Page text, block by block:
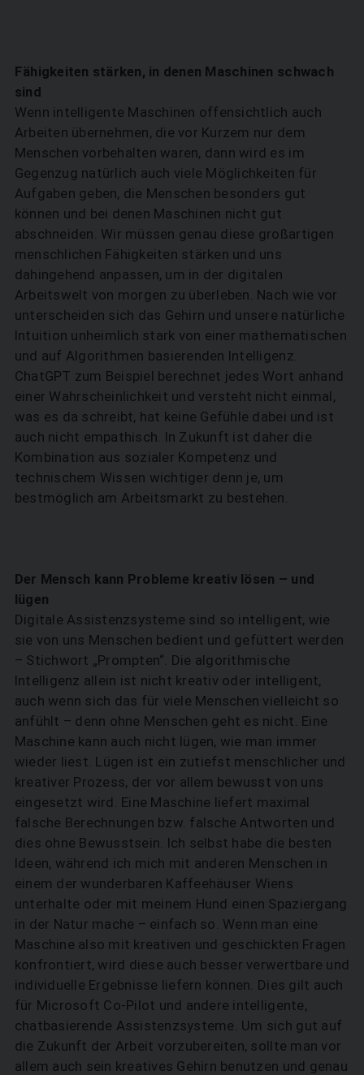
Fähigkeiten stärken, in denen Maschinen schwach
sind
Wenn intelligente Maschinen offensichtlich auch
Arbeiten übernehmen, die vor Kurzem nur dem
Menschen vorbehalten waren, dann wird es im
Gegenzug natürlich auch viele Möglichkeiten für
Aufgaben geben, die Menschen besonders gut
können und bei denen Maschinen nicht gut
abschneiden. Wir müssen genau diese großartigen
menschlichen Fähigkeiten stärken und uns
dahingehend anpassen, um in der digitalen
Arbeitswelt von morgen zu überleben. Nach wie vor
unterscheiden sich das Gehirn und unsere natürliche
Intuition unheimlich stark von einer mathematischen
und auf Algorithmen basierenden Intelligenz.
ChatGPT zum Beispiel berechnet jedes Wort anhand
einer Wahrscheinlichkeit und versteht nicht einmal,
was es da schreibt, hat keine Gefühle dabei und ist
auch nicht empathisch. In Zukunft ist daher die
Kombination aus sozialer Kompetenz und
technischem Wissen wichtiger denn je, um
bestmöglich am Arbeitsmarkt zu bestehen.
Der Mensch kann Probleme kreativ lösen – und
lügen
Digitale Assistenzsysteme sind so intelligent, wie
sie von uns Menschen bedient und gefüttert werden
– Stichwort „Prompten“. Die algorithmische
Intelligenz allein ist nicht kreativ oder intelligent,
auch wenn sich das für viele Menschen vielleicht so
anfühlt – denn ohne Menschen geht es nicht. Eine
Maschine kann auch nicht lügen, wie man immer
wieder liest. Lügen ist ein zutiefst menschlicher und
kreativer Prozess, der vor allem bewusst von uns
eingesetzt wird. Eine Maschine liefert maximal
falsche Berechnungen bzw. falsche Antworten und
dies ohne Bewusstsein. Ich selbst habe die besten
Ideen, während ich mich mit anderen Menschen in
einem der wunderbaren Kaffeehäuser Wiens
unterhalte oder mit meinem Hund einen Spaziergang
in der Natur mache – einfach so. Wenn man eine
Maschine also mit kreativen und geschickten Fragen
konfrontiert, wird diese auch besser verwertbare und
individuelle Ergebnisse liefern können. Dies gilt auch
für Microsoft Co-Pilot und andere intelligente,
chatbasierende Assistenzsysteme. Um sich gut auf
die Zukunft der Arbeit vorzubereiten, sollte man vor
allem auch sein kreatives Gehirn benutzen und genau